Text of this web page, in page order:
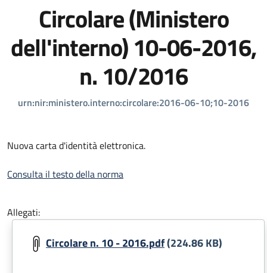
Circolare (Ministero
dell'interno) 10-06-2016,
n. 10/2016
urn:nir:ministero.interno:circolare:2016-06-10;10-2016
Nuova carta d'identità elettronica.
Consulta il testo della norma
Allegati:
Circolare n. 10 - 2016.pdf(224.86 KB)